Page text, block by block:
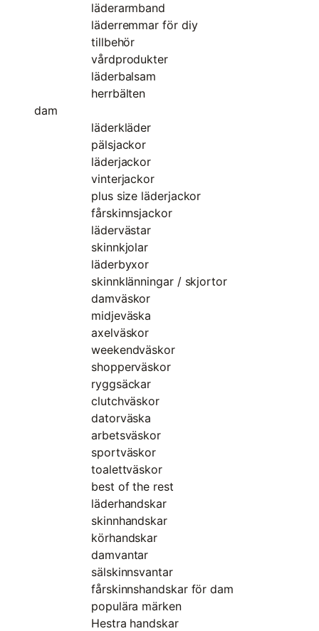
läderarmband
läderremmar för diy
tillbehör
vårdprodukter
läderbalsam
herrbälten
dam
läderkläder
pälsjackor
läderjackor
vinterjackor
plus size läderjackor
fårskinnsjackor
lädervästar
skinnkjolar
läderbyxor
skinnklänningar / skjortor
damväskor
midjeväska
axelväskor
weekendväskor
shopperväskor
ryggsäckar
clutchväskor
datorväska
arbetsväskor
sportväskor
toalettväskor
best of the rest
läderhandskar
skinnhandskar
körhandskar
damvantar
sälskinnsvantar
fårskinnshandskar för dam
populära märken
Hestra handskar